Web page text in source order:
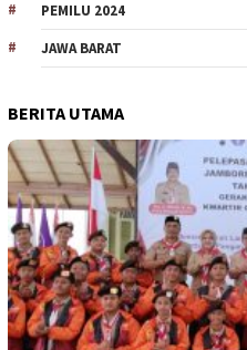
PEMILU 2024
JAWA BARAT
BERITA UTAMA